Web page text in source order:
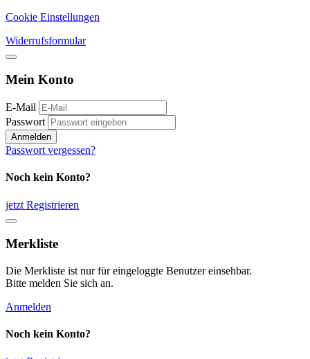
Cookie Einstellungen
Widerrufsformular
Mein Konto
E-Mail
Passwort
Anmelden
Passwort vergessen?
Noch kein Konto?
jetzt Registrieren
Merkliste
Die Merkliste ist nur für eingeloggte Benutzer einsehbar.
Bitte melden Sie sich an.
Anmelden
Noch kein Konto?